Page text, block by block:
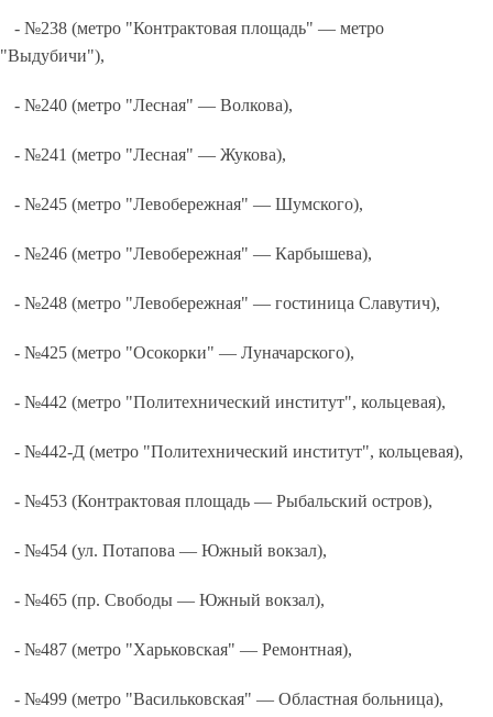
- №238 (метро "Контрактовая площадь" — метро
"Выдубичи"),
- №240 (метро "Лесная" — Волкова),
- №241 (метро "Лесная" — Жукова),
- №245 (метро "Левобережная" — Шумского),
- №246 (метро "Левобережная" — Карбышева),
- №248 (метро "Левобережная" — гостиница Славутич),
- №425 (метро "Осокорки" — Луначарского),
- №442 (метро "Политехнический институт", кольцевая),
- №442-Д (метро "Политехнический институт", кольцевая),
- №453 (Контрактовая площадь — Рыбальский остров),
- №454 (ул. Потапова — Южный вокзал),
- №465 (пр. Свободы — Южный вокзал),
- №487 (метро "Харьковская" — Ремонтная),
- №499 (метро "Васильковская" — Областная больница),